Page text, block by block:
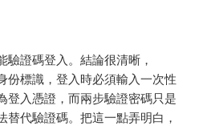
驗證碼登入。結論很清晰，
份標識，登入時必須輸入一次性
登入憑證，而兩步驗證密碼只是
代驗證碼。把這一點弄明白，